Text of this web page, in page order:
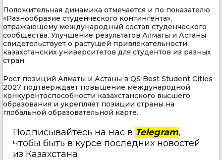
Положительная динамика отмечается и по показателю
«Разнообразие студенческого контингента»,
отражающему международный состав студенческого
сообщества. Улучшение результатов Алматы и Астаны
свидетельствует о растущей привлекательности
казахстанских университетов для студентов из разных
стран.
Рост позиций Алматы и Астаны в QS Best Student Cities
2027 подтверждает повышение международной
конкурентоспособности казахстанского высшего
образования и укрепляет позиции страны на
глобальной образовательной карте.
Подписывайтесь на нас в Telegram,
чтобы быть в курсе последних новостей
из Казахстана